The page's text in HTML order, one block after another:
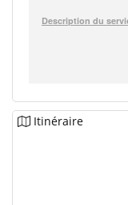
Itinéraire